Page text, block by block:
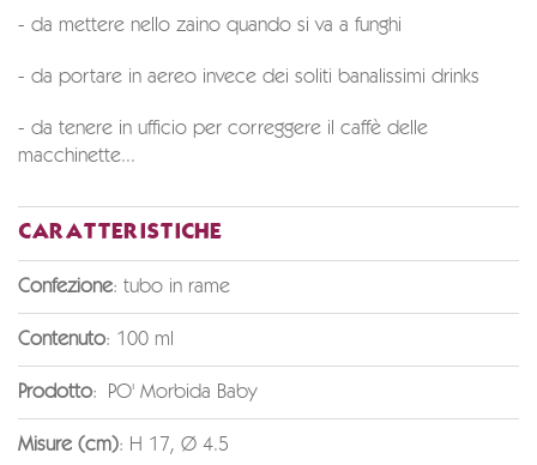
- da mettere nello zaino quando si va a funghi
- da portare in aereo invece dei soliti banalissimi drinks
- da tenere in ufficio per correggere il caffè delle
macchinette...
CARATTERISTICHE
Confezione: tubo in rame
Contenuto: 100 ml
Prodotto: PO' Morbida Baby
Misure (cm): H 17, Ø 4.5